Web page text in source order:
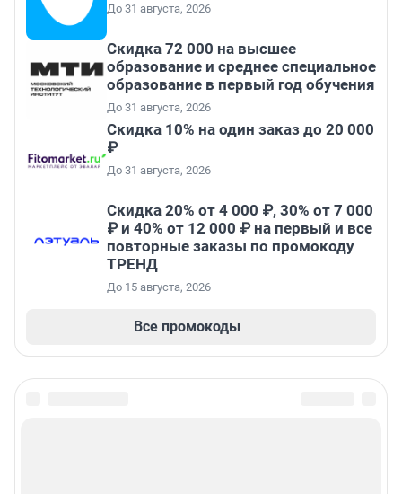
До 31 августа, 2026
Скидка 72 000 на высшее
образование и среднее специальное
образование в первый год обучения
До 31 августа, 2026
Скидка 10% на один заказ до 20 000
₽
До 31 августа, 2026
Скидка 20% от 4 000 ₽, 30% от 7 000
₽ и 40% от 12 000 ₽ на первый и все
повторные заказы по промокоду
ТРЕНД
До 15 августа, 2026
Все промокоды